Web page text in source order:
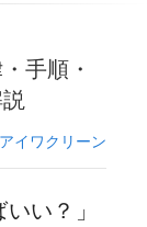
手順・
イワクリーン
い？」